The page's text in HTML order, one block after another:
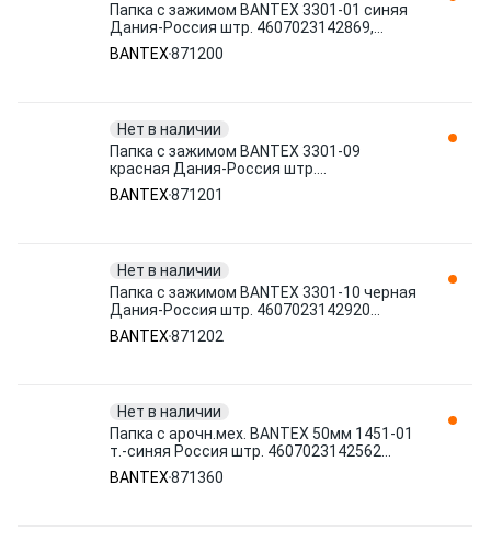
Папка с зажимом BANTEX 3301-01 синяя
Дания-Россия штр. 4607023142869,
9605024142869 871200
BANTEX871200
Нет в наличии
Папка с зажимом BANTEX 3301-09
красная Дания-Россия штр.
4607023142913, 8000851241012 871201
BANTEX871201
Нет в наличии
Папка с зажимом BANTEX 3301-10 черная
Дания-Россия штр. 4607023142920
871202
BANTEX871202
Нет в наличии
Папка с арочн.мех. BANTEX 50мм 1451-01
т.-синяя Россия штр. 4607023142562
871360
BANTEX871360